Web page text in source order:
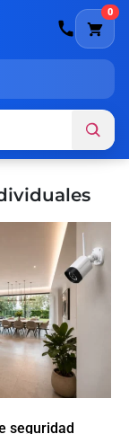
0
seguridad